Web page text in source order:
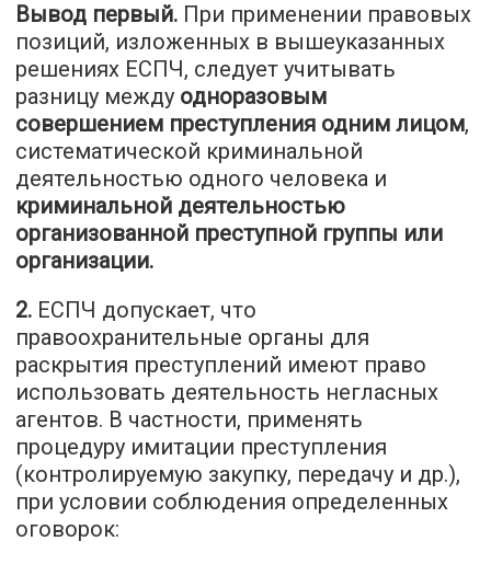
Вывод первый. При применении правовых
позиций, изложенных в вышеуказанных
решениях ЕСПЧ, следует учитывать
разницу между одноразовым
совершением преступления одним лицом,
систематической криминальной
деятельностью одного человека и
криминальной деятельностью
организованной преступной группы или
организации.
2. ЕСПЧ допускает, что
правоохранительные органы для
раскрытия преступлений имеют право
использовать деятельность негласных
агентов. В частности, применять
процедуру имитации преступления
(контролируемую закупку, передачу и др.),
при условии соблюдения определенных
оговорок: